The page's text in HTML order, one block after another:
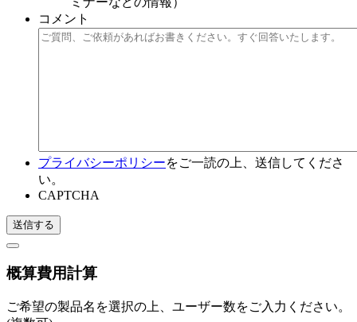
コメント
プライバシーポリシーをご一読の上、送信してくださ
い。
CAPTCHA
概算費用計算
ご希望の製品名を選択の上、ユーザー数をご入力ください。